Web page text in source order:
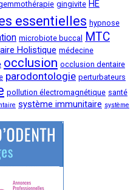
gingivite HE
essentielles hypnose
microbiote buccal MTC
Holistique médecine
occlusion occlusion dentaire
parodontologie perturbateurs
pollution électromagnétique santé
système immunitaire système